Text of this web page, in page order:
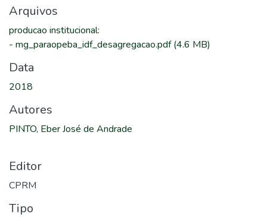
Arquivos
producao institucional:
- mg_paraopeba_idf_desagregacao.pdf(4.6 MB)
Data
2018
Autores
PINTO, Eber José de Andrade
Editor
CPRM
Tipo